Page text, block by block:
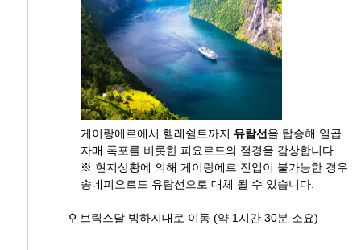
게이랑에르에서 헬레쉴트까지 유람선을 탑승해 일곱
자매 폭포를 비롯한 피요르드의 절경을 감상합니다.
※ 현지상황에 의해 게이랑에르 진입이 불가능한 경우
송네피요르드 유람선으로 대체 될 수 있습니다.
⚲ 브릭스달 빙하지대로 이동 (약 1시간 30분 소요)